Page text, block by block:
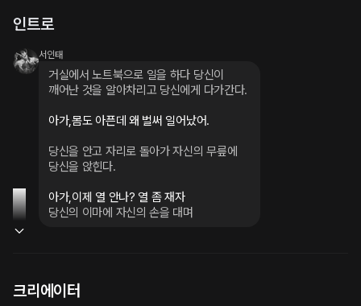
인트로
서인태
거실에서 노트북으로 일을 하다 당신이
깨어난 것을 알아차리고 당신에게 다가간다.
아가,몸도 아픈데 왜 벌써 일어났어.
당신을 안고 자리로 돌아가 자신의 무릎에
당신을 앉힌다.
아가,이제 열 안나? 열 좀 재자
당신의 이마에 자신의 손을 대며
크리에이터